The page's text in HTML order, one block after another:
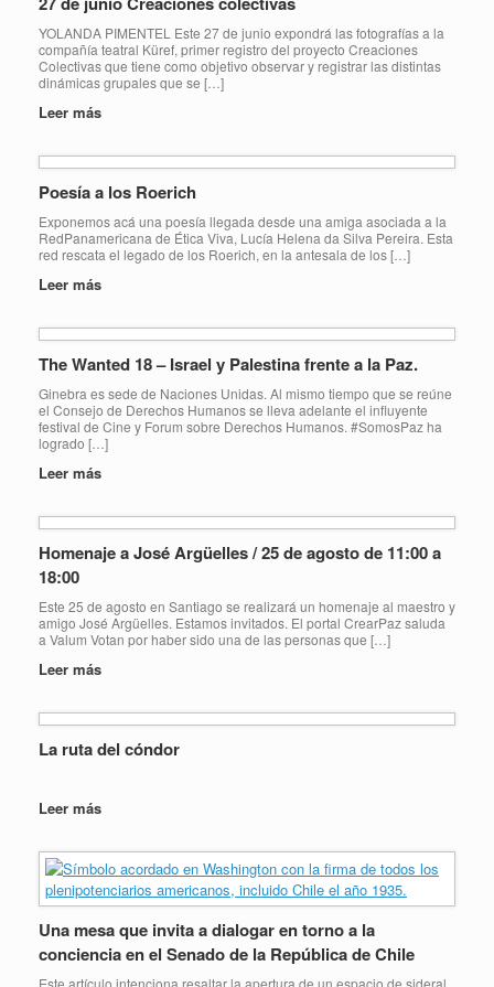
YOLANDA PIMENTEL Este 27 de junio expondrá las fotografías a la
compañía teatral Küref, primer registro del proyecto Creaciones
Colectivas que tiene como objetivo observar y registrar las distintas
dinámicas grupales que se […]
Leer más
Poesía a los Roerich
Exponemos acá una poesía llegada desde una amiga asociada a la
RedPanamericana de Ética Viva, Lucía Helena da Silva Pereira. Esta
red rescata el legado de los Roerich, en la antesala de los […]
Leer más
The Wanted 18 – Israel y Palestina frente a la Paz.
Ginebra es sede de Naciones Unidas. Al mismo tiempo que se reúne
el Consejo de Derechos Humanos se lleva adelante el influyente
festival de Cine y Forum sobre Derechos Humanos. #SomosPaz ha
logrado […]
Leer más
Homenaje a José Argüelles / 25 de agosto de 11:00 a
18:00
Este 25 de agosto en Santiago se realizará un homenaje al maestro y
amigo José Argüelles. Estamos invitados. El portal CrearPaz saluda
a Valum Votan por haber sido una de las personas que […]
Leer más
La ruta del cóndor
Leer más
Una mesa que invita a dialogar en torno a la
conciencia en el Senado de la República de Chile
Este artículo intenciona resaltar la apertura de un espacio de sideral